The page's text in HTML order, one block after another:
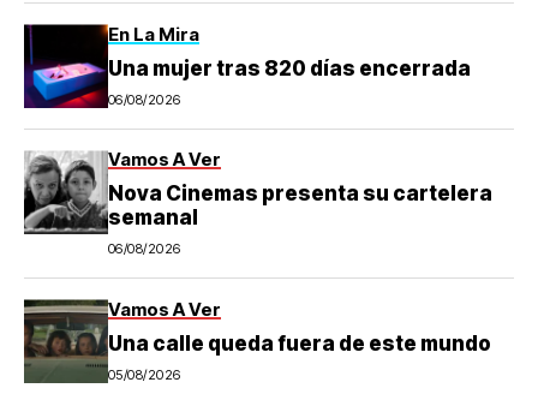
En La Mira
Una mujer tras 820 días encerrada
06/08/2026
Vamos A Ver
Nova Cinemas presenta su cartelera
semanal
06/08/2026
Vamos A Ver
Una calle queda fuera de este mundo
05/08/2026